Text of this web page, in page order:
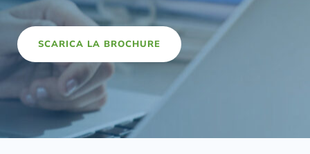
SCARICA LA BROCHURE